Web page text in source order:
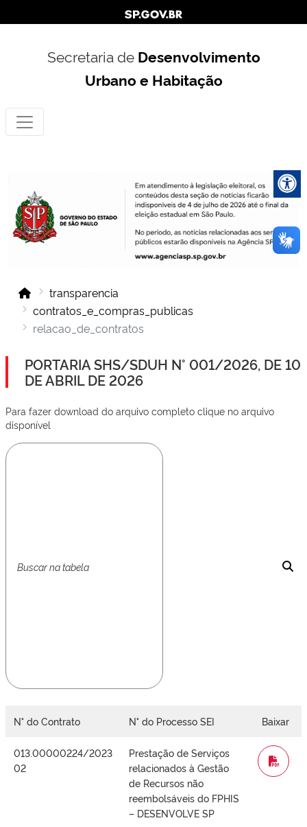
Secretaria de Desenvolvimento
Urbano e Habitação
transparencia
contratos_e_compras_publicas
relacao_de_contratos
PORTARIA SHS/SDUH N° 001/2026, DE 10
DE ABRIL DE 2026
Para fazer download do arquivo completo clique no arquivo
disponível
N° do Contrato N° do Processo SEI Baixar
013.00000224/2023
02
Prestação de Serviços
relacionados à Gestão
de Recursos não
reembolsáveis do FPHIS
– DESENVOLVE SP
WORD